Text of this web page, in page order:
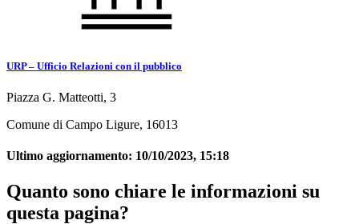
URP – Ufficio Relazioni con il pubblico
Piazza G. Matteotti, 3
Comune di Campo Ligure, 16013
Ultimo aggiornamento: 10/10/2023, 15:18
Quanto sono chiare le informazioni su
questa pagina?